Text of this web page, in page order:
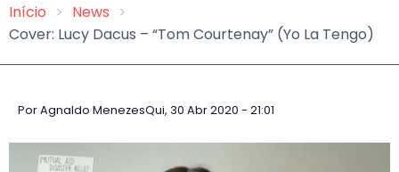
Trilha
Início
News
Cover: Lucy Dacus – “Tom Courtenay” (Yo La Tengo)
PorAgnaldo MenezesQui, 30 Abr 2020 - 21:01